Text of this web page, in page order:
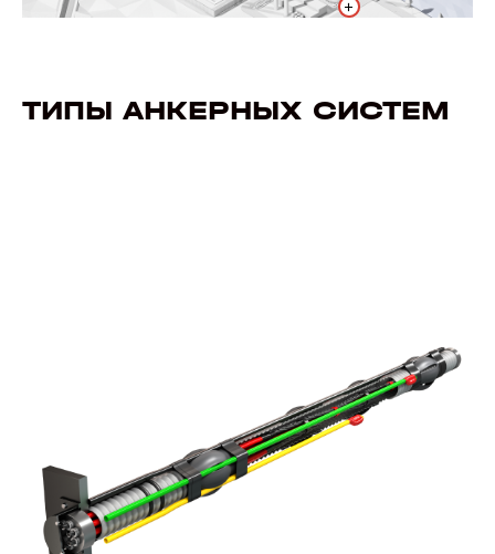
+
ТИПЫ АНКЕРНЫХ СИСТЕМ